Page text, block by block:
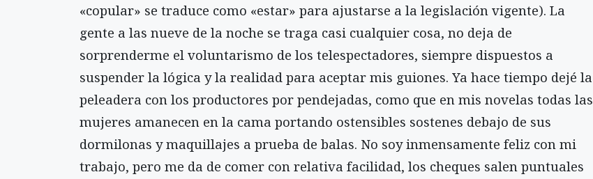
«copular» se traduce como «estar» para ajustarse a la legislación vigente). La
gente a las nueve de la noche se traga casi cualquier cosa, no deja de
sorprenderme el voluntarismo de los telespectadores, siempre dispuestos a
suspender la lógica y la realidad para aceptar mis guiones. Ya hace tiempo dejé la
peleadera con los productores por pendejadas, como que en mis novelas todas las
mujeres amanecen en la cama portando ostensibles sostenes debajo de sus
dormilonas y maquillajes a prueba de balas. No soy inmensamente feliz con mi
trabajo, pero me da de comer con relativa facilidad, los cheques salen puntuales